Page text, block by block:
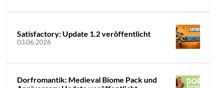
Satisfactory: Update 1.2 veröffentlicht
03.06.2026
Dorfromantik: Medieval Biome Pack und